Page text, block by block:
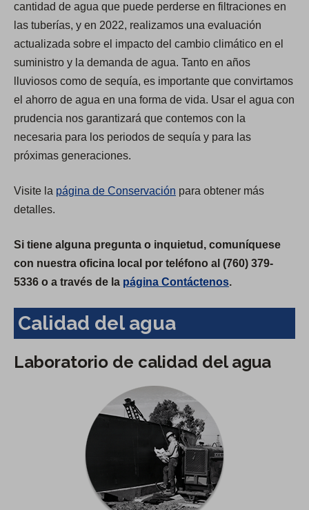
cantidad de agua que puede perderse en filtraciones en
las tuberías, y en 2022, realizamos una evaluación
actualizada sobre el impacto del cambio climático en el
suministro y la demanda de agua. Tanto en años
lluviosos como de sequía, es importante que convirtamos
el ahorro de agua en una forma de vida. Usar el agua con
prudencia nos garantizará que contemos con la
necesaria para los periodos de sequía y para las
próximas generaciones.
Visite la página de Conservación para obtener más
detalles.
Si tiene alguna pregunta o inquietud, comuníquese
con nuestra oficina local por teléfono al (760) 379-
5336 o a través de la página Contáctenos.
Calidad del agua
Laboratorio de calidad del agua